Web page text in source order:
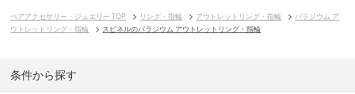
ペアアクセサリー・ジュエリー TOP リング・指輪 アウトレットリング・指輪
パラジウム ア
ウトレットリング・指輪
スピネルのパラジウム アウトレットリング・指輪
条件から探す